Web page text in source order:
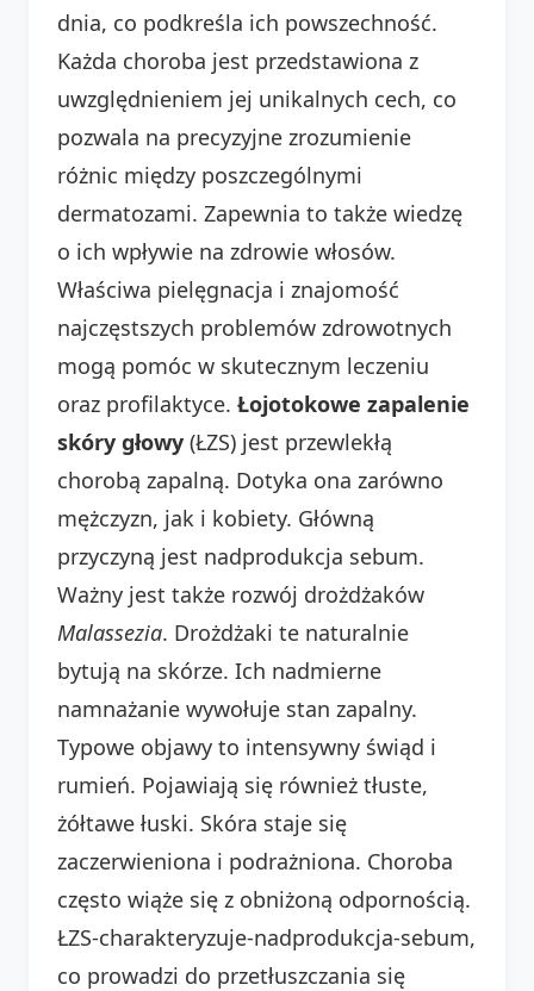
dnia, co podkreśla ich powszechność.
Każda choroba jest przedstawiona z
uwzględnieniem jej unikalnych cech, co
pozwala na precyzyjne zrozumienie
różnic między poszczególnymi
dermatozami. Zapewnia to także wiedzę
o ich wpływie na zdrowie włosów.
Właściwa pielęgnacja i znajomość
najczęstszych problemów zdrowotnych
mogą pomóc w skutecznym leczeniu
oraz profilaktyce. Łojotokowe zapalenie
skóry głowy (ŁZS) jest przewlekłą
chorobą zapalną. Dotyka ona zarówno
mężczyzn, jak i kobiety. Główną
przyczyną jest nadprodukcja sebum.
Ważny jest także rozwój drożdżaków
Malassezia. Drożdżaki te naturalnie
bytują na skórze. Ich nadmierne
namnażanie wywołuje stan zapalny.
Typowe objawy to intensywny świąd i
rumień. Pojawiają się również tłuste,
żółtawe łuski. Skóra staje się
zaczerwieniona i podrażniona. Choroba
często wiąże się z obniżoną odpornością.
ŁZS-charakteryzuje-nadprodukcja-sebum,
co prowadzi do przetłuszczania się